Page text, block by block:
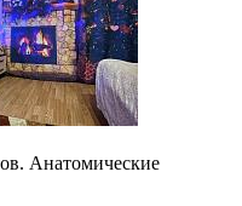
Анатомические